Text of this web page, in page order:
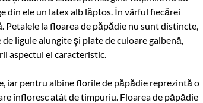
din ele un latex alb lăptos. În vârful fiecărei
la floarea de păpădie nu sunt distincte,
ligule alungite și plate de culoare galbenă,
aspectul ei caracteristic.
iar pentru albine florile de păpădie reprezintă o
înfloresc atât de timpuriu. Floarea de păpădie